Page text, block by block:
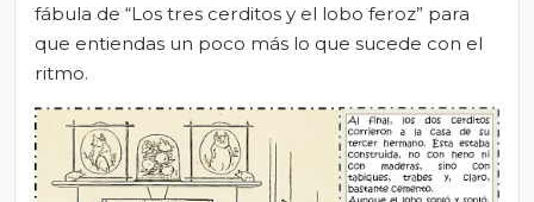
fábula de “Los tres cerditos y el lobo feroz” para
que entiendas un poco más lo que sucede con el
ritmo.